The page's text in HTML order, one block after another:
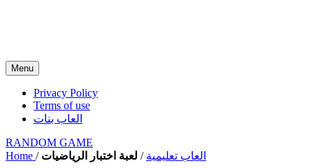
Menu
Privacy Policy
Terms of use
العاب بنات
RANDOM GAME
Home / العاب تعليمية / لعبة اختبار الرياضيات